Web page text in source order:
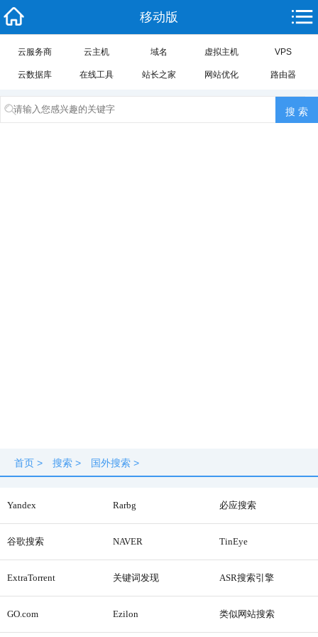
移动版
云服务商 云主机 域名 虚拟主机 VPS
云数据库 在线工具 站长之家 网站优化 路由器
首页 > 搜索 > 国外搜索 >
Yandex Rarbg 必应搜索
谷歌搜索 NAVER TinEye
ExtraTorrent 关键词发现 ASR搜索引擎
GO.com Ezilon 类似网站搜索